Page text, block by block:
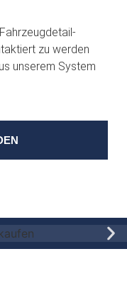
zu werden
unserem System